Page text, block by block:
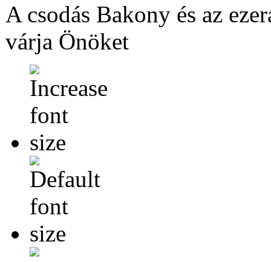
A csodás Bakony és az
várja Önöket